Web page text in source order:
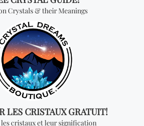
officiel.
quelque
de spécial? Jetez
d'œil à nos
les plus
vendus!